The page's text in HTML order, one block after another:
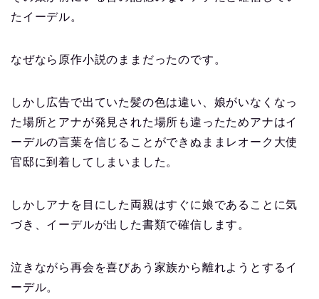
たイーデル。
なぜなら原作小説のままだったのです。
しかし広告で出ていた髪の色は違い、娘がいなくなっ
た場所とアナが発見された場所も違ったためアナはイ
ーデルの言葉を信じることができぬままレオーク大使
官邸に到着してしまいました。
しかしアナを目にした両親はすぐに娘であることに気
づき、イーデルが出した書類で確信します。
泣きながら再会を喜びあう家族から離れようとするイ
ーデル。